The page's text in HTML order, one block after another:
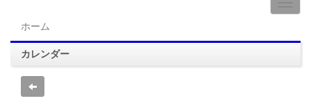
s
ホーム
カレンダー